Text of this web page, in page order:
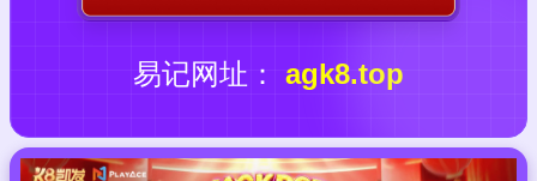
易记网址： agk8.top